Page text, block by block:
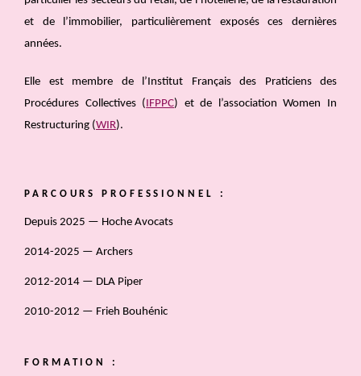
et de l’immobilier, particulièrement exposés ces dernières
années.
Elle est membre de l’Institut Français des Praticiens des
Procédures Collectives (IFPPC) et de l’association Women In
Restructuring (WIR).
PARCOURS PROFESSIONNEL :
Depuis 2025 — Hoche Avocats
2014-2025 — Archers
2012-2014 — DLA Piper
2010-2012 — Frieh Bouhénic
FORMATION :